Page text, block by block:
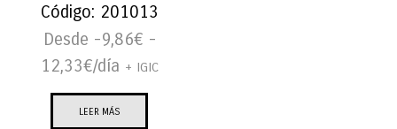
Código: 201013
Desde -9,86€ -
12,33€/día + IGIC
LEER MÁS